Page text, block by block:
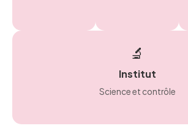
🔬
Institut
Science et contrôle